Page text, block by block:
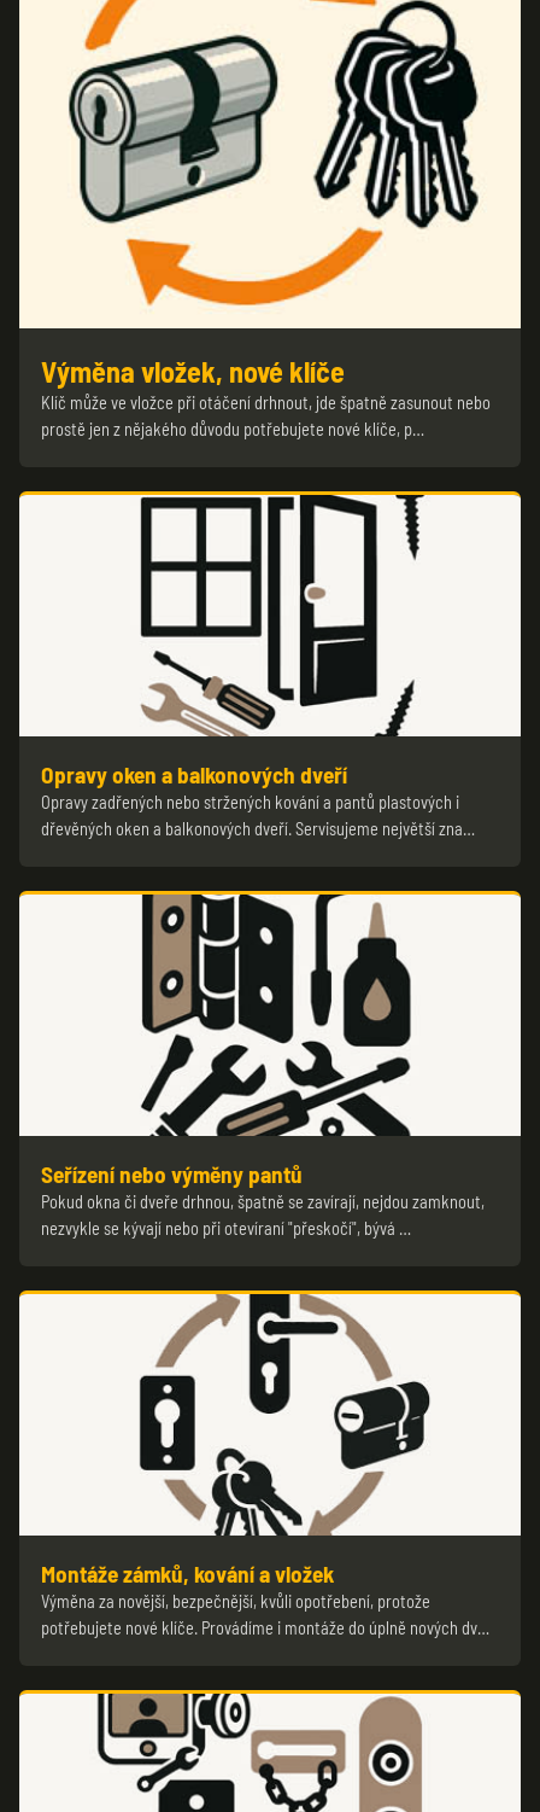
Výměna vložek, nové klíče
Klíč může ve vložce při otáčení drhnout, jde špatně zasunout nebo
prostě jen z nějakého důvodu potřebujete nové klíče, p…
Opravy oken a balkonových dveří
Opravy zadřených nebo stržených kování a pantů plastových i
dřevěných oken a balkonových dveří. Servisujeme největší zna…
Seřízení nebo výměny pantů
Pokud okna či dveře drhnou, špatně se zavírají, nejdou zamknout,
nezvykle se kývají nebo při otevíraní "přeskočí", bývá …
Montáže zámků, kování a vložek
Výměna za novější, bezpečnější, kvůli opotřebení, protože
potřebujete nové klíče. Provádíme i montáže do úplně nových dv…